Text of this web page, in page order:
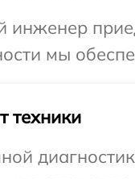
инженер
мы
техники